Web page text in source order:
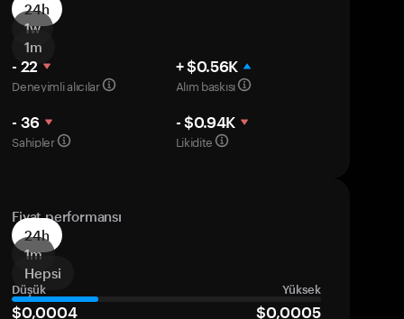
24h
1w
1m
- 22
Deneyimli alıcılar
+ $0.56K
Alım baskısı
- 36
Sahipler
- $0.94K
Likidite
Fiyat performansı
24h
1m
Hepsi
Düşük Yüksek
$0,0004 $0,0005